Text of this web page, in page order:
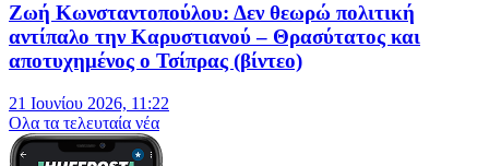
Ζωή Κωνσταντοπούλου: Δεν θεωρώ πολιτική
αντίπαλο την Καρυστιανού – Θρασύτατος και
αποτυχημένος ο Τσίπρας (βίντεο)
21 Ιουνίου 2026, 11:22
Oλα τα τελευταία νέα